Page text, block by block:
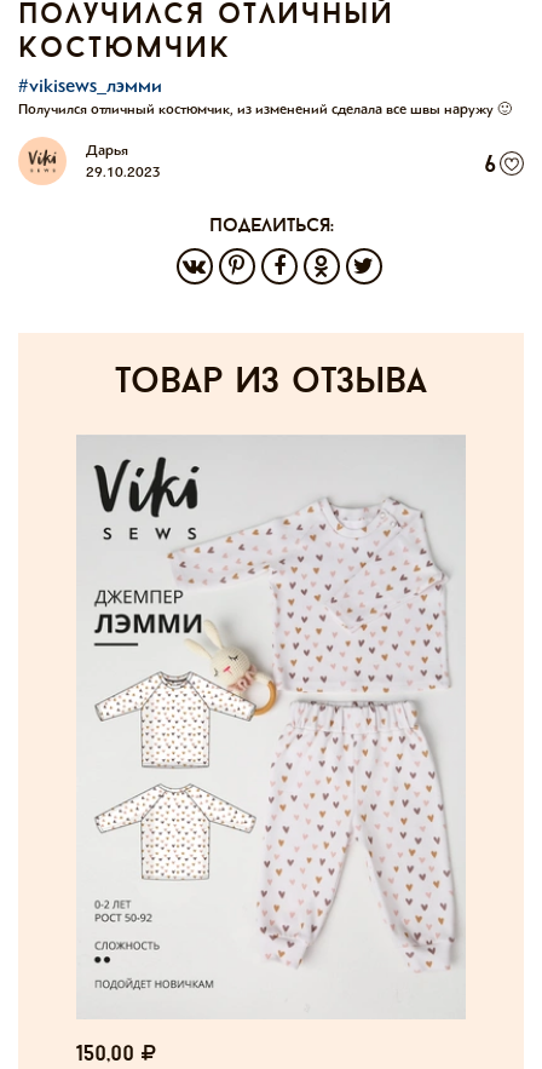
получился отличный
костюмчик
#vikisews_лэмми
Получился отличный костюмчик, из изменений сделала все швы наружу 🙂
Дарья
29.10.2023
6
поделиться:
товар из отзыва
150,00